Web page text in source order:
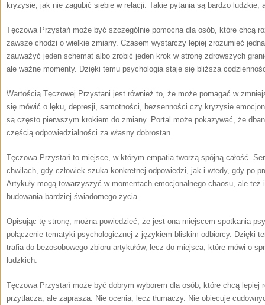
kryzysie, jak nie zagubić siebie w relacji. Takie pytania są bardzo ludzkie,
Tęczowa Przystań może być szczególnie pomocna dla osób, które chcą
zawsze chodzi o wielkie zmiany. Czasem wystarczy lepiej zrozumieć
zauważyć jeden schemat albo zrobić jeden krok w stronę zdrowszych
ale ważne momenty. Dzięki temu psychologia staje się bliższa
Wartością Tęczowej Przystani jest również to, że może pomagać w
się mówić o lęku, depresji, samotności, bezsenności czy kryzysie
są często pierwszym krokiem do zmiany. Portal może pokazywać, że
częścią odpowiedzialności za własny dobrostan.
Tęczowa Przystań to miejsce, w którym empatia tworzą spójną całość.
chwilach, gdy człowiek szuka konkretnej odpowiedzi, jak i wtedy, gdy po
Artykuły mogą towarzyszyć w momentach emocjonalnego chaosu, ale też
budowania bardziej świadomego życia.
Opisując tę stronę, można powiedzieć, że jest ona miejscem spotkania
połączenie tematyki psychologicznej z językiem bliskim odbiorcy. Dzięki
trafia do bezosobowego zbioru artykułów, lecz do miejsca, które mówi o
ludzkich.
Tęczowa Przystań może być dobrym wyborem dla osób, które chcą lepiej
przytłacza, ale zaprasza. Nie ocenia, lecz tłumaczy. Nie obiecuje